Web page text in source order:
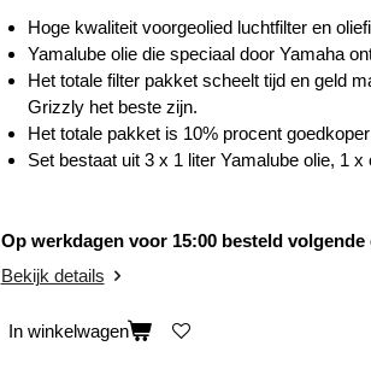
Hoge kwaliteit voorgeolied luchtfilter en
Yamalube olie die speciaal door Yamaha
Het totale filter pakket scheelt tijd en geld
Grizzly het beste zijn.
Het totale pakket is 10% procent
Set bestaat uit 3 x 1 liter Yamalube olie, 1
Op werkdagen voor 15:00 besteld
Bekijk details
In winkelwagen